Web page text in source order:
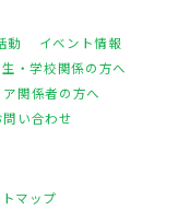
動
イベント情報
・学校関係の方へ
ア関係者の方へ
問い合わせ
マップ